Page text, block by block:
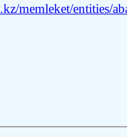
memleket/entities/